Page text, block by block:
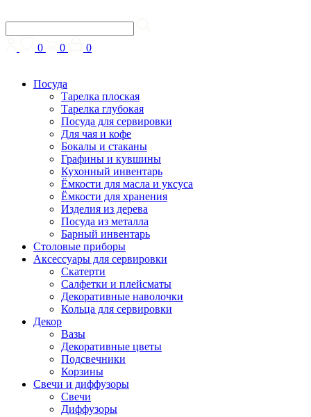
0 0 0
Посуда
Тарелка плоская
Тарелка глубокая
Посуда для сервировки
Для чая и кофе
Бокалы и стаканы
Графины и кувшины
Кухонный инвентарь
Ёмкости для масла и уксуса
Ёмкости для хранения
Изделия из дерева
Посуда из металла
Барный инвентарь
Столовые приборы
Аксессуары для сервировки
Скатерти
Cалфетки и плейсматы
Декоративные наволочки
Кольца для сервировки
Декор
Вазы
Декоративные цветы
Подсвечники
Корзины
Свечи и диффузоры
Свечи
Диффузоры